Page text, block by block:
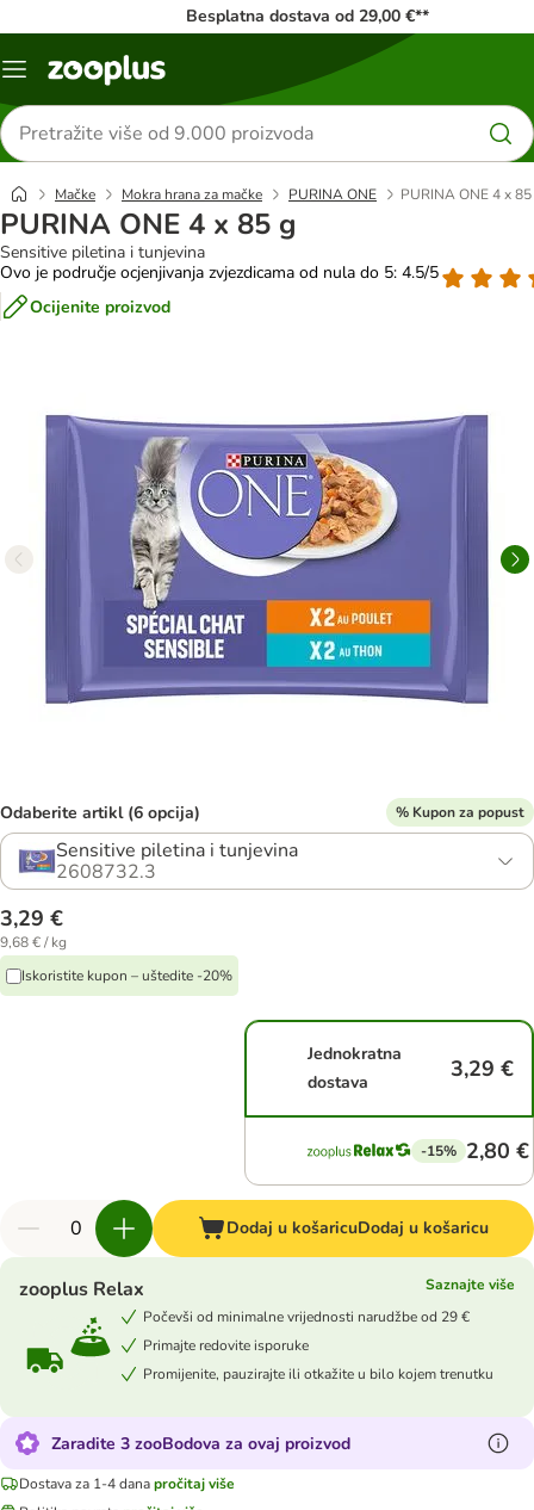
Besplatna dostava od 29,00 €**
Izbornik
Traži
proizvode
Mačke Mokra hrana za mačke PURINA ONE PURINA ONE 4 x
PURINA ONE 4 x 85 g
Sensitive piletina i tunjevina
Ovo je područje ocjenjivanja zvjezdicama od nula do 5: 4.5/5
Ocijenite proizvod
Odaberite artikl (6 opcija) % Kupon za popust
Sensitive piletina i tunjevina
2608732.3
3,29 €
9,68 € / kg
Iskoristite kupon – uštedite -20%
Jednokratna
dostava
3,29 €
-15% 2,80 €
Dodaj u košaricuDodaj u košaricu
zooplus Relax
Saznajte više
Počevši od minimalne vrijednosti narudžbe od 29 €
Primajte redovite isporuke
Promijenite, pauzirajte ili otkažite u bilo kojem trenutku
Zaradite 3 zooBodova za ovaj proizvod
Dostava za 1-4 danapročitaj više